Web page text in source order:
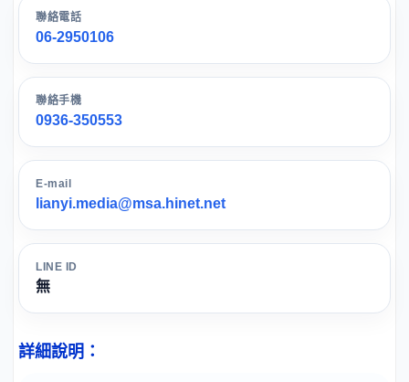
聯絡電話
06-2950106
聯絡手機
0936-350553
E-mail
lianyi.media@msa.hinet.net
LINE ID
無
詳細說明：